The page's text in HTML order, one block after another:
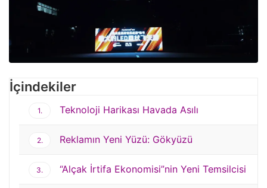
İçindekiler
1. Teknoloji Harikası Havada Asılı
2. Reklamın Yeni Yüzü: Gökyüzü
3. “Alçak İrtifa Ekonomisi”nin Yeni Temsilcisi